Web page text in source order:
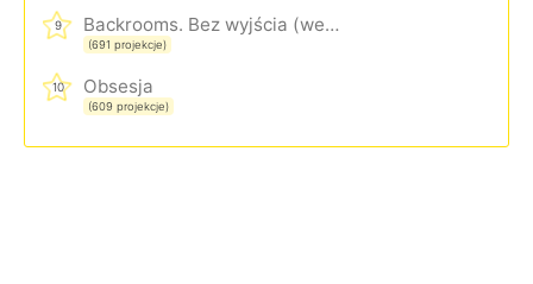
9 Backrooms. Bez wyjścia (wersja rozszerzona)
(691 projekcje)
10 Obsesja
(609 projekcje)